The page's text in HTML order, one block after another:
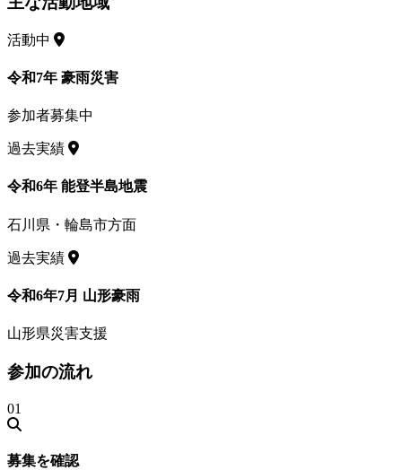
活動中
令和7年 豪雨災害
参加者募集中
過去実績
令和6年 能登半島地震
石川県・輪島市方面
過去実績
令和6年7月 山形豪雨
山形県災害支援
参加の流れ
01
募集を確認